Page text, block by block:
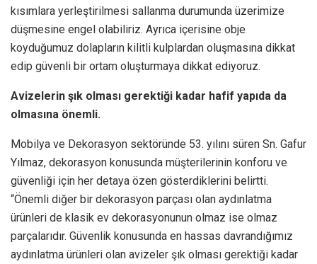
kısımlara yerleştirilmesi sallanma durumunda üzerimize
düşmesine engel olabiliriz. Ayrıca içerisine obje
koyduğumuz dolapların kilitli kulplardan oluşmasına dikkat
edip güvenli bir ortam oluşturmaya dikkat ediyoruz.
Avizelerin şık olması gerektiği kadar hafif yapıda da
olmasına önemli.
Mobilya ve Dekorasyon sektöründe 53. yılını süren Sn. Gafur
Yılmaz, dekorasyon konusunda müşterilerinin konforu ve
güvenliği için her detaya özen gösterdiklerini belirtti.
“Önemli diğer bir dekorasyon parçası olan aydınlatma
ürünleri de klasik ev dekorasyonunun olmaz ise olmaz
parçalarıdır. Güvenlik konusunda en hassas davrandığımız
aydınlatma ürünleri olan avizeler şık olması gerektiği kadar